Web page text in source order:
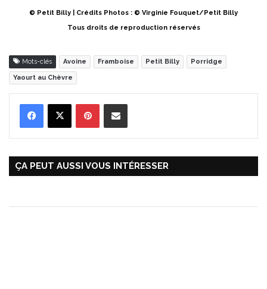
© Petit Billy | Crédits Photos : © Virginie Fouquet/Petit Billy
Tous droits de reproduction réservés
Mots-clés Avoine Framboise Petit Billy Porridge
Yaourt au Chèvre
ÇA PEUT AUSSI VOUS INTÉRESSER